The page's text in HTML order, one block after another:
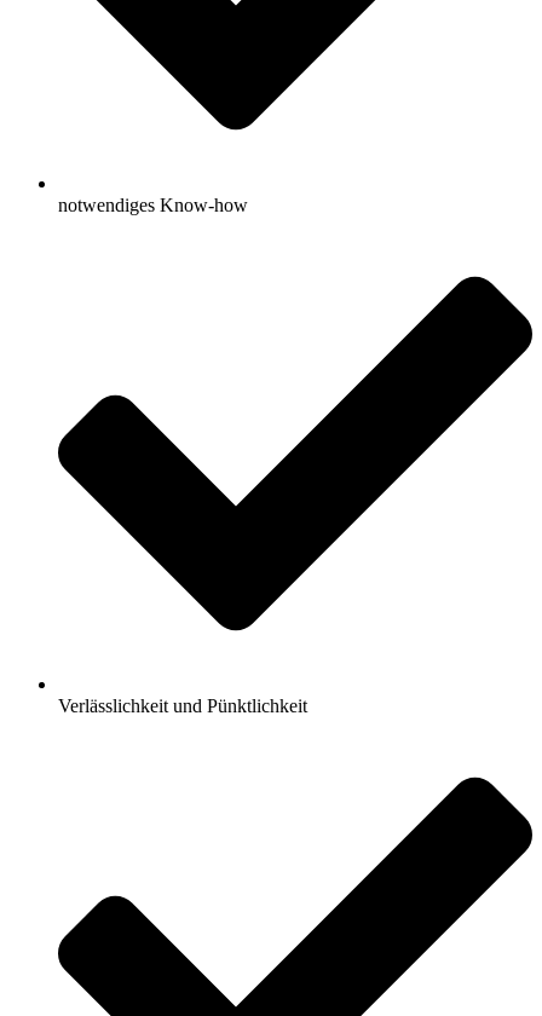
notwendiges Know-how
Verlässlichkeit und Pünktlichkeit